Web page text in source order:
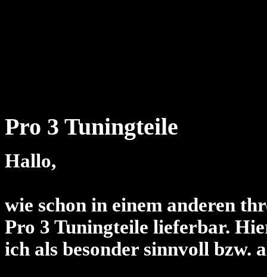
Pro 3 Tuningteile
Hallo,
wie schon in einem anderen
Pro 3 Tuningteile lieferbar.
ich als besonder sinnvoll bzw.